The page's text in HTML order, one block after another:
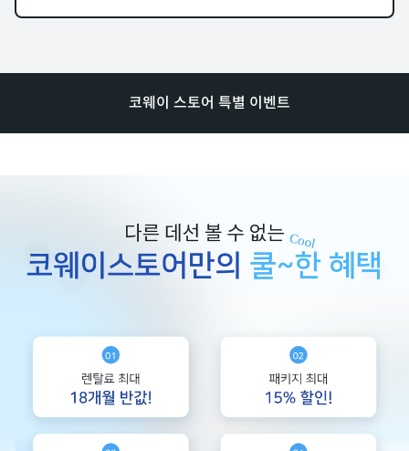
코웨이 스토어 특별 이벤트